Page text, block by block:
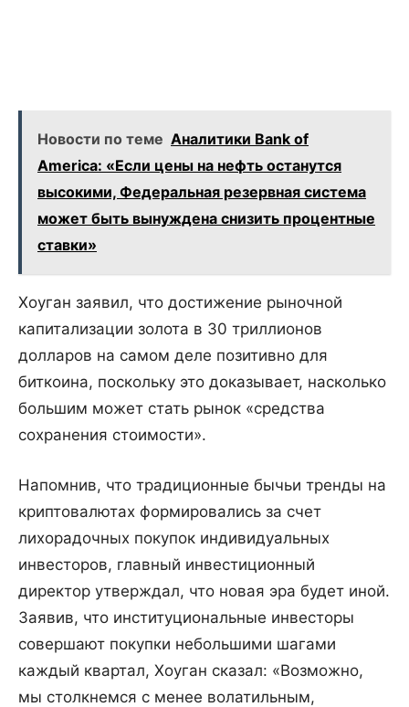
Новости по теме Аналитики Bank of
America: «Если цены на нефть останутся
высокими, Федеральная резервная система
может быть вынуждена снизить процентные
ставки»
Хоуган заявил, что достижение рыночной
капитализации золота в 30 триллионов
долларов на самом деле позитивно для
биткоина, поскольку это доказывает, насколько
большим может стать рынок «средства
сохранения стоимости».
Напомнив, что традиционные бычьи тренды на
криптовалютах формировались за счет
лихорадочных покупок индивидуальных
инвесторов, главный инвестиционный
директор утверждал, что новая эра будет иной.
Заявив, что институциональные инвесторы
совершают покупки небольшими шагами
каждый квартал, Хоуган сказал: «Возможно,
мы столкнемся с менее волатильным,